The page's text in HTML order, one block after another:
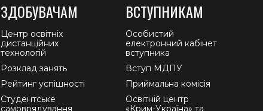
ЗДОБУВАЧАМ
Центр освітніх
дистанційних
технологій
Розклад занять
Рейтинг успішності
Студентське
самоврядування
ВСТУПНИКАМ
Особистий
електронний кабінет
вступника
Вступ МДПУ
Приймальна комісія
Освітній центр
«Крим-Україна» та